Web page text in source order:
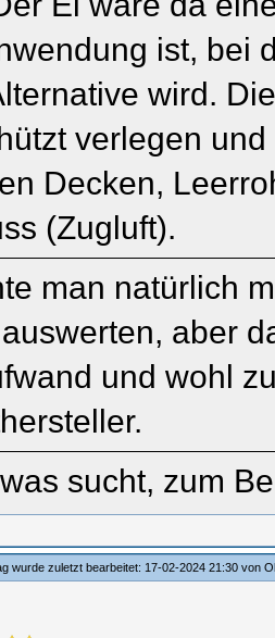
ist, bei
wird.
verlegen
Decken,
(Zugluft).
man natürlich
aber
und wohl
sucht, zum
wurde zuletzt bearbeitet: 17-02-2024 21:30 von